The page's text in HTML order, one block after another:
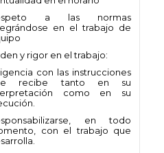
a las normas
en el trabajo de
y rigor en el trabajo:
con las instrucciones
recibe tanto en su
como en su
en todo
con el trabajo que